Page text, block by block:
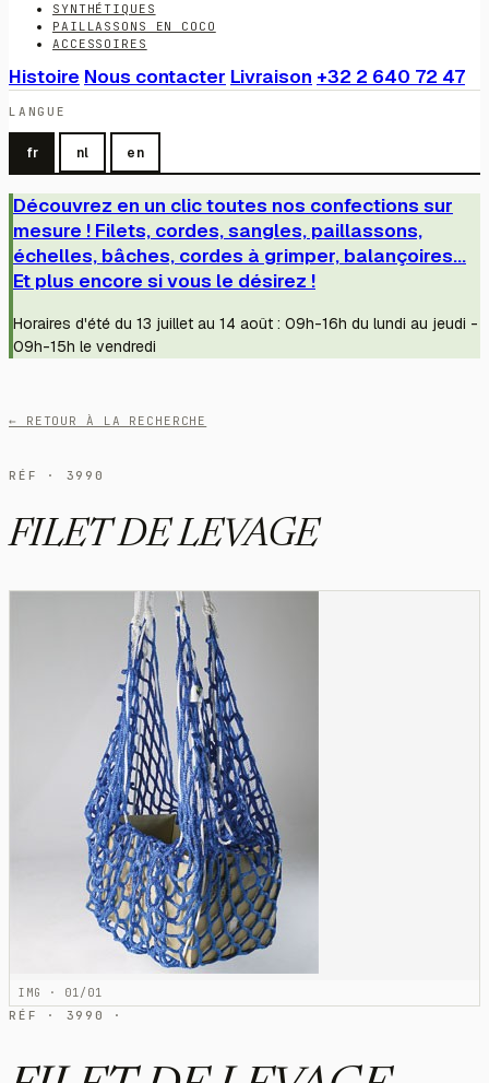
SYNTHÉTIQUES
PAILLASSONS EN COCO
ACCESSOIRES
Histoire Nous contacter Livraison +32 2 640 72 47
LANGUE
fr nl en
Découvrez en un clic toutes nos confections sur
mesure ! Filets, cordes, sangles, paillassons,
échelles, bâches, cordes à grimper, balançoires...
Et plus encore si vous le désirez !
Horaires d'été du 13 juillet au 14 août : 09h-16h du lundi au jeudi -
09h-15h le vendredi
← RETOUR À LA RECHERCHE
RÉF · 3990
FILET DE LEVAGE
IMG · 01/01
RÉF · 3990 ·